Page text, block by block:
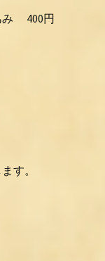
み 400円
す。